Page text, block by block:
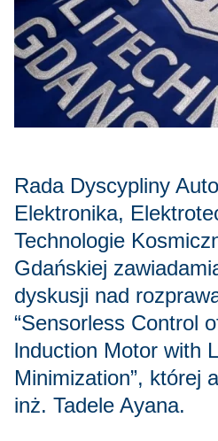
Rada Dyscypliny
Elektronika,
Technologie
Gdańskiej
dyskusji nad
“Sensorless Control
lnduction Motor with
Minimization”, której
inż. Tadele Ayana.